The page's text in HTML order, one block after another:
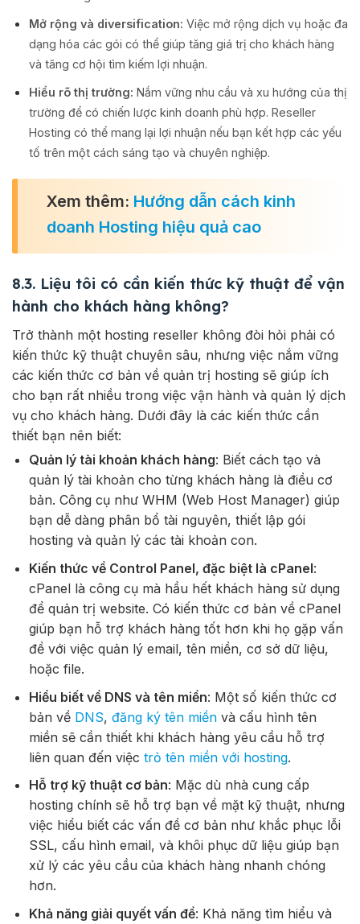
Mở rộng và diversification: Việc mở rộng dịch vụ hoặc đa
dạng hóa các gói có thể giúp tăng giá trị cho khách hàng
và tăng cơ hội tìm kiếm lợi nhuận.
Hiểu rõ thị trường: Nắm vững nhu cầu và xu hướng của thị
trường để có chiến lược kinh doanh phù hợp. Reseller
Hosting có thể mang lại lợi nhuận nếu bạn kết hợp các yếu
tố trên một cách sáng tạo và chuyên nghiệp.
Xem thêm: Hướng dẫn cách kinh
doanh Hosting hiệu quả cao
8.3. Liệu tôi có cần kiến thức kỹ thuật để vận
hành cho khách hàng không?
Trở thành một hosting reseller không đòi hỏi phải có
kiến thức kỹ thuật chuyên sâu, nhưng việc nắm vững
các kiến thức cơ bản về quản trị hosting sẽ giúp ích
cho bạn rất nhiều trong việc vận hành và quản lý dịch
vụ cho khách hàng. Dưới đây là các kiến thức cần
thiết bạn nên biết:
Quản lý tài khoản khách hàng: Biết cách tạo và
quản lý tài khoản cho từng khách hàng là điều cơ
bản. Công cụ như WHM (Web Host Manager) giúp
bạn dễ dàng phân bổ tài nguyên, thiết lập gói
hosting và quản lý các tài khoản con.
Kiến thức về Control Panel, đặc biệt là cPanel:
cPanel là công cụ mà hầu hết khách hàng sử dụng
để quản trị website. Có kiến thức cơ bản về cPanel
giúp bạn hỗ trợ khách hàng tốt hơn khi họ gặp vấn
đề với việc quản lý email, tên miền, cơ sở dữ liệu,
hoặc file.
Hiểu biết về DNS và tên miền: Một số kiến thức cơ
bản về DNS, đăng ký tên miềnvà cấu hình tên
miền sẽ cần thiết khi khách hàng yêu cầu hỗ trợ
liên quan đến việc trỏ tên miền với hosting.
Hỗ trợ kỹ thuật cơ bản: Mặc dù nhà cung cấp
hosting chính sẽ hỗ trợ bạn về mặt kỹ thuật, nhưng
việc hiểu biết các vấn đề cơ bản như khắc phục lỗi
SSL, cấu hình email, và khôi phục dữ liệu giúp bạn
xử lý các yêu cầu của khách hàng nhanh chóng
hơn.
Khả năng giải quyết vấn đề: Khả năng tìm hiểu và